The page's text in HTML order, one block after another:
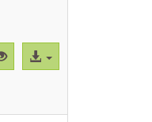
Vista
previa
Acceso
al